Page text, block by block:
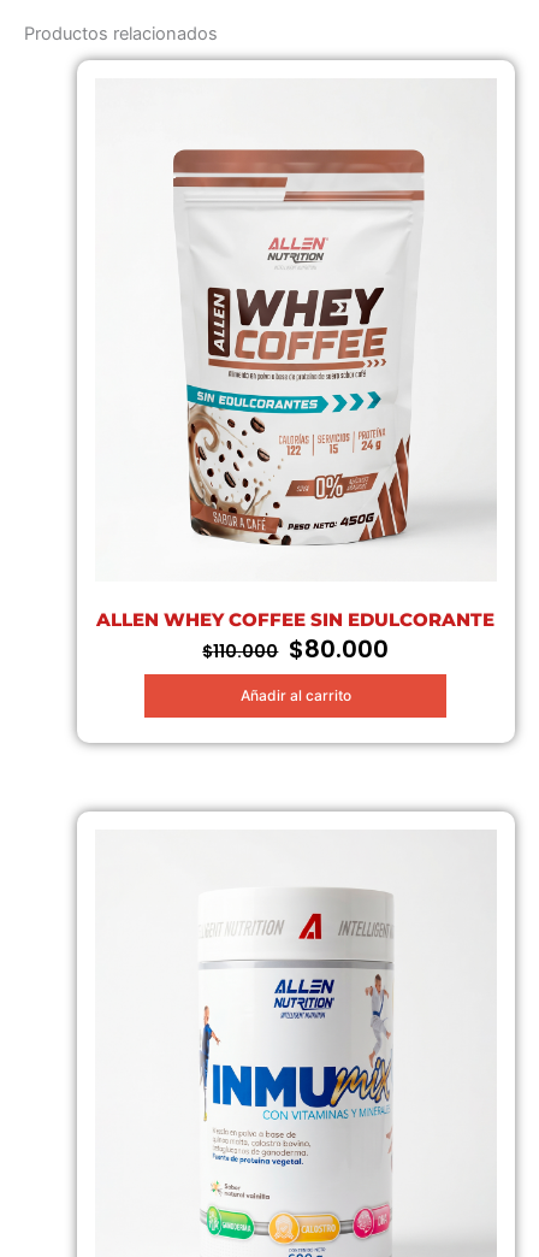
Productos relacionados
ALLEN WHEY COFFEE SIN EDULCORANTE
$110.000 El
precio
original
era:
$80.000
precio
es:
Añadir al carrito